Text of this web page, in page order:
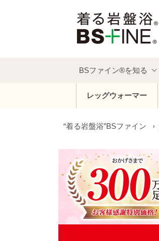
BSファイン®を知る
レッグウォーマー
“着る岩盤浴”BSファイン